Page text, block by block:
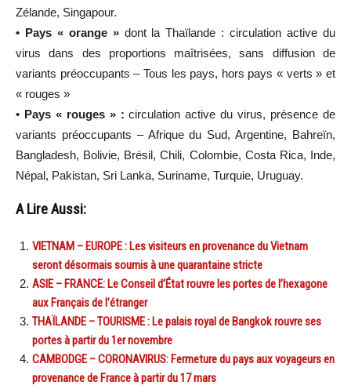
Zélande, Singapour.
• Pays « orange »dont la Thaïlande : circulation active du
virus dans des proportions maîtrisées, sans diffusion de
variants préoccupants – Tous les pays, hors pays « verts » et
« rouges »
• Pays « rouges » : circulation active du virus, présence de
variants préoccupants – Afrique du Sud, Argentine, Bahreïn,
Bangladesh, Bolivie, Brésil, Chili, Colombie, Costa Rica, Inde,
Népal, Pakistan, Sri Lanka, Suriname, Turquie, Uruguay.
A Lire Aussi:
VIETNAM – EUROPE : Les visiteurs en provenance du Vietnam
seront désormais soumis à une quarantaine stricte
ASIE – FRANCE: Le Conseil d’État rouvre les portes de l’hexagone
aux Français de l’étranger
THAÏLANDE – TOURISME : Le palais royal de Bangkok rouvre ses
portes à partir du 1er novembre
CAMBODGE – CORONAVIRUS: Fermeture du pays aux voyageurs en
provenance de France à partir du 17 mars